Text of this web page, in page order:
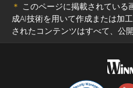
＊ このページに掲載されている
成AI技術を用いて作成または加
されたコンテンツはすべて、公